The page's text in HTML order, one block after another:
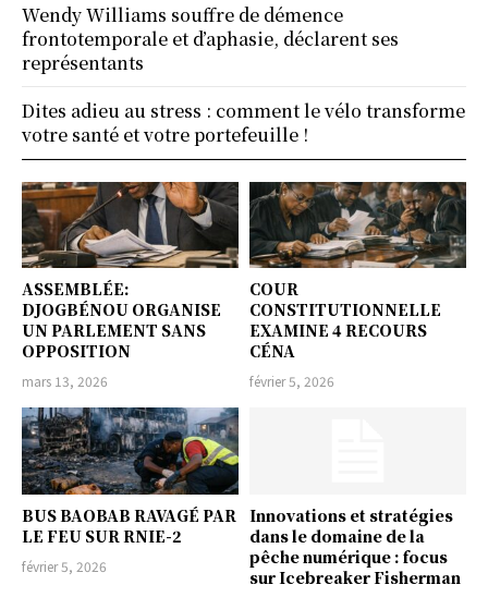
ASSEMBLÉE:
DJOGBÉNOU ORGANISE
UN PARLEMENT SANS
OPPOSITION
mars 13, 2026
COUR
CONSTITUTIONNELLE
EXAMINE 4 RECOURS
CÉNA
février 5, 2026
BUS BAOBAB RAVAGÉ PAR
LE FEU SUR RNIE-2
février 5, 2026
Innovations et stratégies
dans le domaine de la
pêche numérique : focus
sur Icebreaker Fisherman
Wendy Williams souffre de démence
frontotemporale et d’aphasie, déclarent ses
représentants
Dites adieu au stress : comment le vélo transforme
votre santé et votre portefeuille !